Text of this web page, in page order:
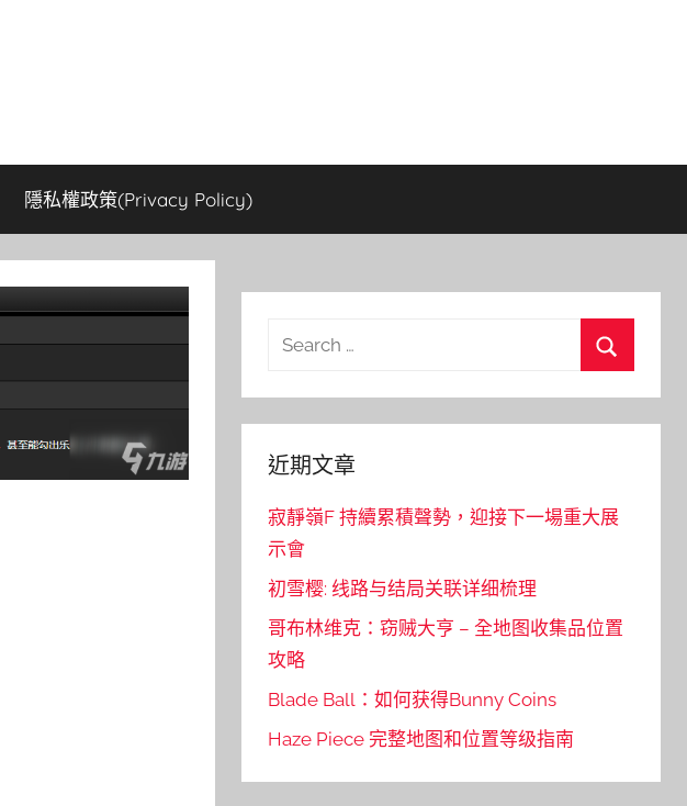
隱私權政策(Privacy Policy)
Search
近期文章
寂靜嶺F 持續累積聲勢，迎接下一場重大展
示會
初雪樱: 线路与结局关联详细梳理
哥布林维克：窃贼大亨 – 全地图收集品位置
攻略
Blade Ball：如何获得Bunny Coins
Haze Piece 完整地图和位置等级指南